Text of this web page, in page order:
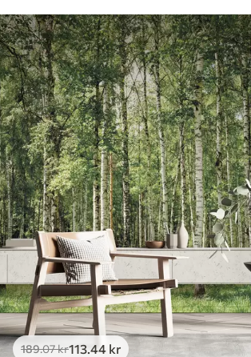
189.07kr113.44 kr